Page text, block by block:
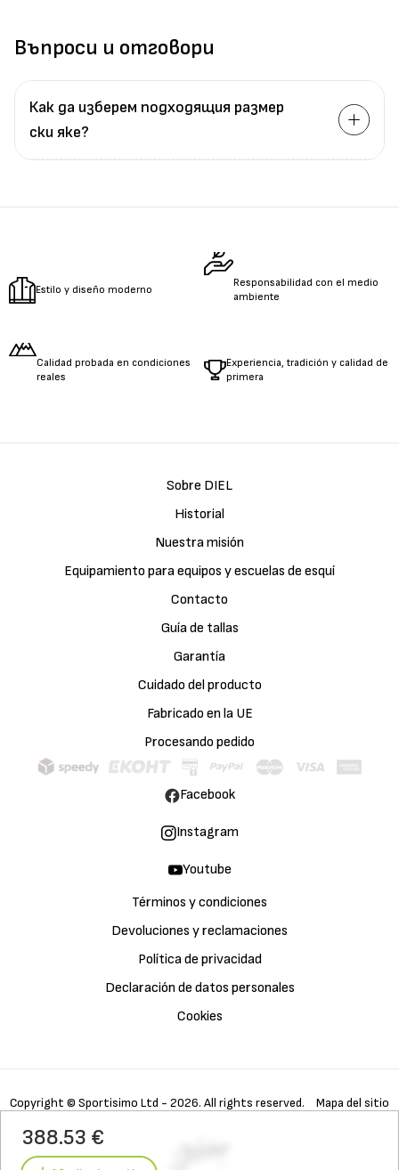
Въпроси и отговори
Как да изберем подходящия размер
ски яке?
Измеретеобиколкатана талията.
Tecnología
388.53 €
Estilo y diseño moderno
Responsabilidad con el medio
ambiente
Calidad probada en condiciones
reales
Experiencia, tradición y calidad de
primera
Sobre DIEL
Historial
Nuestra misión
Equipamiento para equipos y escuelas de esquí
Contacto
Guía de tallas
Garantía
Cuidado del producto
Fabricado en la UE
Procesando pedido
Términos y condiciones
Devoluciones y reclamaciones
Política de privacidad
Declaración de datos personales
Cookies
Facebook
Instagram
Youtube
Copyright © Sportisimo Ltd - 2026. All rights reserved. Mapa del sitio